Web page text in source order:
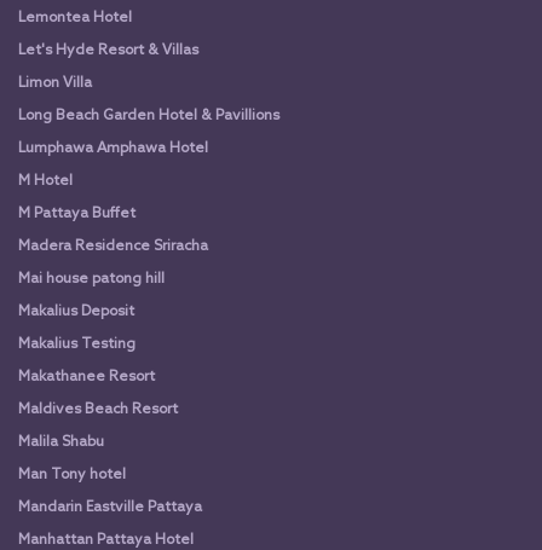
Lemontea Hotel
Let's Hyde Resort & Villas
Limon Villa
Long Beach Garden Hotel & Pavillions
Lumphawa Amphawa Hotel
M Hotel
M Pattaya Buffet
Madera Residence Sriracha
Mai house patong hill
Makalius Deposit
Makalius Testing
Makathanee Resort
Maldives Beach Resort
Malila Shabu
Man Tony hotel
Mandarin Eastville Pattaya
Manhattan Pattaya Hotel